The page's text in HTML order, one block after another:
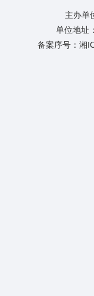
主办
单位地
备案序号： 湘